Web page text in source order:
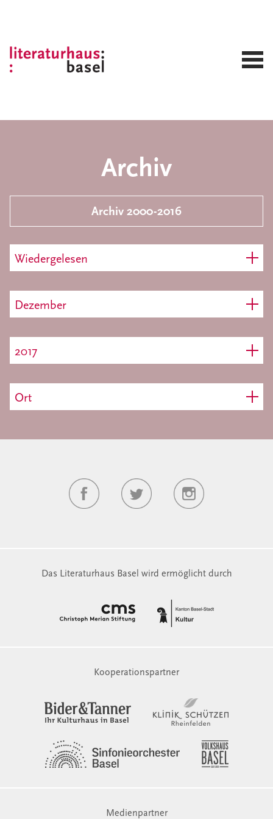
Archiv
Archiv 2000-2016
Wiedergelesen
Dezember
2017
Ort
Das Literaturhaus Basel wird ermöglicht durch
Kooperationspartner
Medienpartner